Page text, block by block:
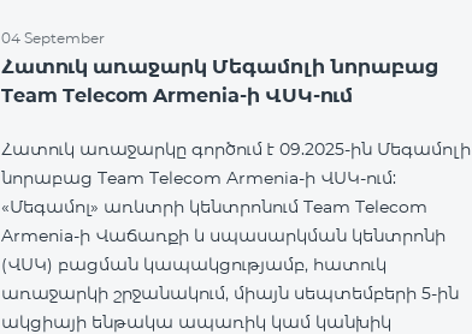
04 September
Հատուկ առաջարկ Մեգամոլի նորաբաց
Team Telecom Armenia-ի ՎՍԿ-ում
Հատուկ առաջարկը գործում է 09.2025-ին Մեգամոլի
նորաբաց Team Telecom Armenia-ի ՎՍԿ-ում:
«Մեգամոլ» առևտրի կենտրոնում Team Telecom
Armenia-ի Վաճառքի և սպասարկման կենտրոնի
(ՎՍԿ) բացման կապակցությամբ, հատուկ
առաջարկի շրջանակում, միայն սեպտեմբերի 5-ին
ակցիայի ենթակա ապառիկ կամ կանխիկ